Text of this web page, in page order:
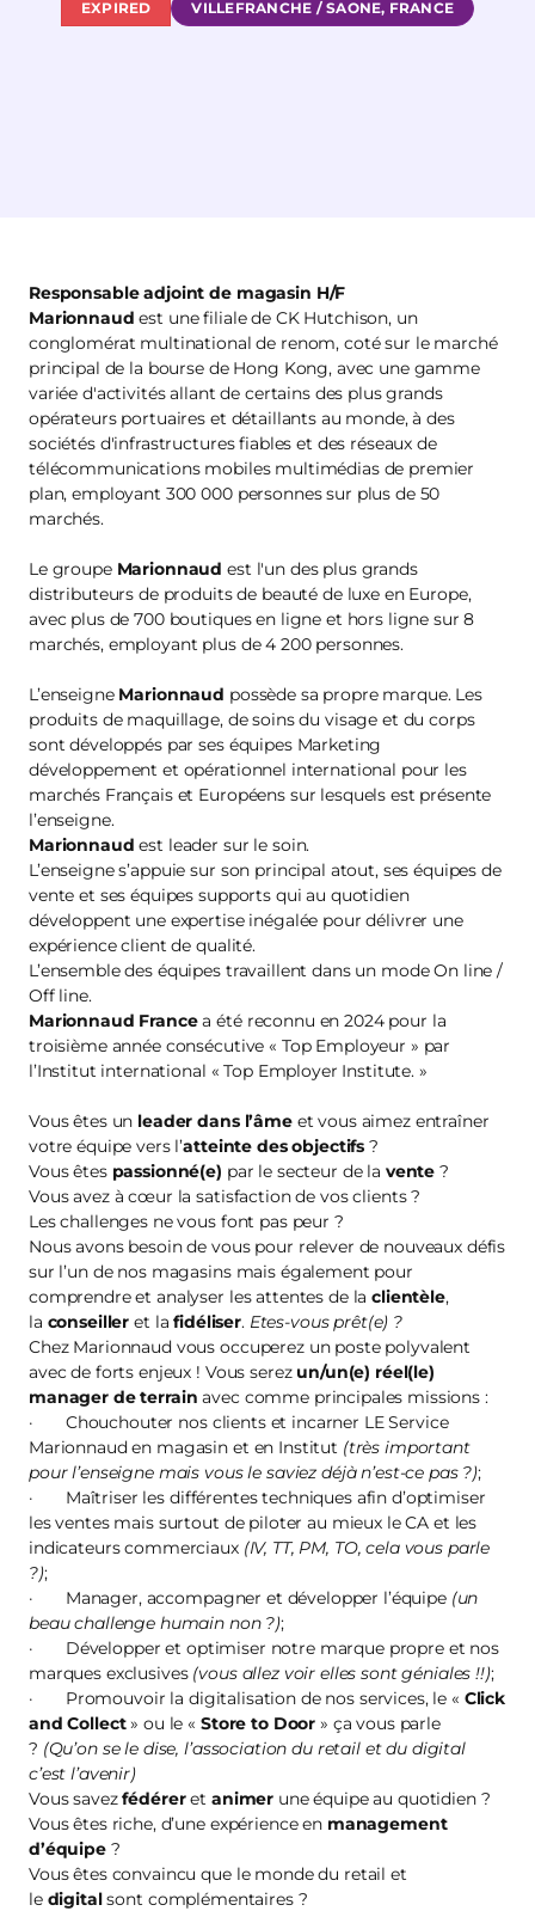
EXPIRED VILLEFRANCHE / SAONE, FRANCE
Responsable adjoint de magasin H/F
Marionnaud est une filiale de CK Hutchison, un
conglomérat multinational de renom, coté sur le marché
principal de la bourse de Hong Kong, avec une gamme
variée d'activités allant de certains des plus grands
opérateurs portuaires et détaillants au monde, à des
sociétés d'infrastructures fiables et des réseaux de
télécommunications mobiles multimédias de premier
plan, employant 300 000 personnes sur plus de 50
marchés.
Le groupe Marionnaudest l'un des plus grands
distributeurs de produits de beauté de luxe en Europe,
avec plus de 700 boutiques en ligne et hors ligne sur 8
marchés, employant plus de 4 200 personnes.
L’enseigne Marionnaud possède sa propre marque. Les
produits de maquillage, de soins du visage et du corps
sont développés par ses équipes Marketing
développement et opérationnel international pour les
marchés Français et Européens sur lesquels est présente
l’enseigne.
Marionnaud est leader sur le soin.
L’enseigne s’appuie sur son principal atout, ses équipes de
vente et ses équipes supports qui au quotidien
développent une expertise inégalée pour délivrer une
expérience client de qualité.
L’ensemble des équipes travaillent dans un mode On line /
Off line.
Marionnaud Francea été reconnu en 2024 pour la
troisième année consécutive « Top Employeur » par
l’Institut international « Top Employer Institute. »
Vous êtes un leader dans l’âmeet vous aimez entraîner
votre équipe vers l’atteinte des objectifs ?
Vous êtes passionné(e) par le secteur de la vente?
Vous avez à cœur la satisfaction de vos clients ?
Les challenges ne vous font pas peur ?
Nous avons besoin de vous pour relever de nouveaux défis
sur l’un de nos magasins mais également pour
comprendre et analyser les attentes de laclientèle,
la conseilleret lafidéliser. Etes-vous prêt(e) ?
Chez Marionnaud vous occuperez un poste polyvalent
avec de forts enjeux ! Vous serez un/un(e) réel(le)
manager de terrainavec comme principales missions :
· Chouchouter nos clients et incarner LE Service
Marionnaud en magasin et en Institut (très important
pour l’enseigne mais vous le saviez déjà n’est-ce pas ?);
· Maîtriser les différentes techniques afin d’optimiser
les ventes mais surtout de piloter au mieux le CA et les
indicateurs commerciaux (IV, TT, PM, TO, cela vous parle
?);
· Manager, accompagner et développer l’équipe (un
beau challenge humain non ?);
· Développer et optimiser notre marque propre et nos
marques exclusives (vous allez voir elles sont géniales !!);
· Promouvoir la digitalisation de nos services, le « Click
and Collect» ou le « Store to Door » ça vous parle
? (Qu’on se le dise, l’association du retail et du digital
c’est l’avenir)
Vous savezfédéreret animer une équipe au quotidien ?
Vous êtes riche, d’une expérience en management
d’équipe ?
Vous êtes convaincu que le monde du retail et
le digitalsont complémentaires ?